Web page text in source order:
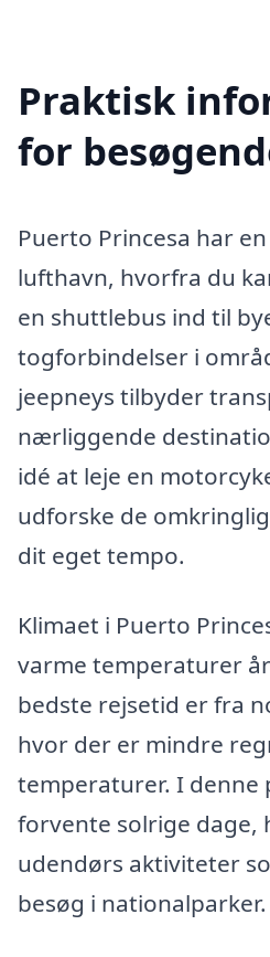
Praktisk
for
Puerto Princesa har
lufthavn, hvorfra du
en shuttlebus ind til
togforbindelser i
jeepneys tilbyder
nærliggende
idé at leje en
udforske de
dit eget tempo.
Klimaet i Puerto
varme temperaturer
bedste rejsetid er fra
hvor der er mindre
temperaturer. I denne
forvente solrige dage,
udendørs aktiviteter
besøg i nationalparker.